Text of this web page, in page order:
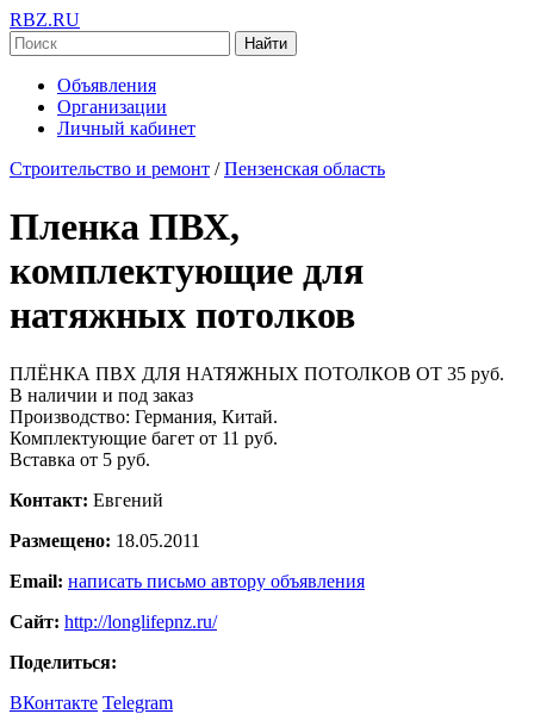
RBZ.RU
Найти
Объявления
Организации
Личный кабинет
Строительство и ремонт / Пензенская область
Пленка ПВХ,
комплектующие для
натяжных потолков
ПЛЁНКА ПВХ ДЛЯ НАТЯЖНЫХ ПОТОЛКОВ ОТ 35 руб.
В наличии и под заказ
Производство: Германия, Китай.
Комплектующие багет от 11 руб.
Вставка от 5 руб.
Контакт: Евгений
Размещено: 18.05.2011
Email: написать письмо автору объявления
Сайт: http://longlifepnz.ru/
Поделиться:
ВКонтакте Telegram